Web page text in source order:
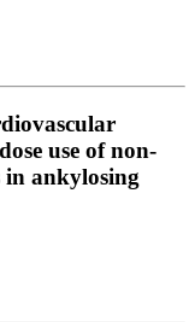
use of non-
ankylosing